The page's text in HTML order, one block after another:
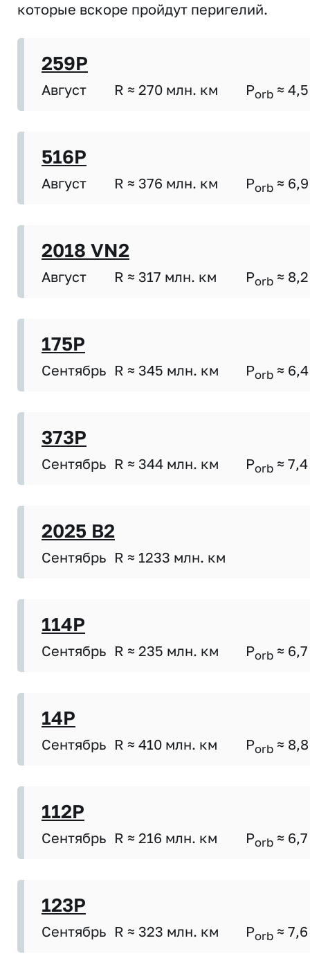
которые вскоре пройдут перигелий.
259P
Август R ≈ 270 млн. км Porb ≈ 4,5
516P
Август R ≈ 376 млн. км Porb ≈ 6,9
2018 VN2
Август R ≈ 317 млн. км Porb ≈ 8,2
175P
Сентябрь R ≈ 345 млн. км Porb ≈ 6,4
373P
Сентябрь R ≈ 344 млн. км Porb ≈ 7,4
2025 B2
Сентябрь R ≈ 1233 млн. км
114P
Сентябрь R ≈ 235 млн. км Porb ≈ 6,7
14P
Сентябрь R ≈ 410 млн. км Porb ≈ 8,8
112P
Сентябрь R ≈ 216 млн. км Porb ≈ 6,7
123P
Сентябрь R ≈ 323 млн. км Porb ≈ 7,6